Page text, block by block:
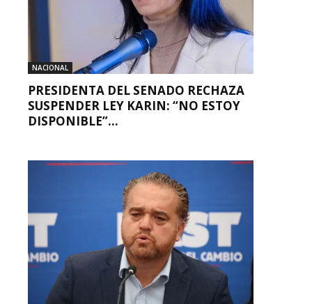
NACIONAL
PRESIDENTA DEL SENADO RECHAZA
SUSPENDER LEY KARIN: “NO ESTOY
DISPONIBLE”...